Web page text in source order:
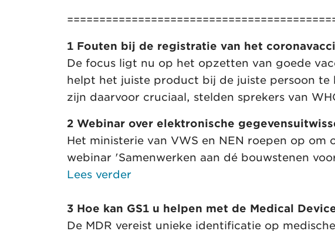
1 Fouten bij de registratie van het
De focus ligt nu op het opzetten van goede
helpt het juiste product bij de juiste persoon
zijn daarvoor cruciaal, stelden sprekers van
2 Webinar over elektronische
Het ministerie van VWS en NEN roepen op
webinar 'Samenwerken aan dé bouwstenen
Lees verder
3 Hoe kan GS1 u helpen met de Medical
De MDR vereist unieke identificatie op